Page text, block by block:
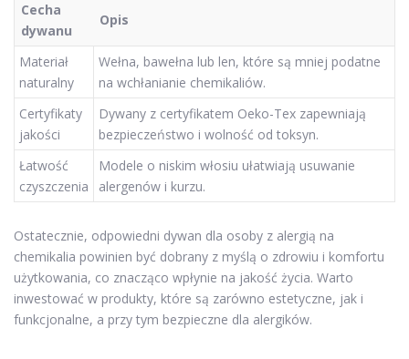
Cecha
dywanu
Opis
Materiał
naturalny
Wełna, bawełna lub len, które są mniej podatne
na wchłanianie chemikaliów.
Certyfikaty
jakości
Dywany z certyfikatem Oeko-Tex zapewniają
bezpieczeństwo i wolność od toksyn.
Łatwość
czyszczenia
Modele o niskim włosiu ułatwiają usuwanie
alergenów i kurzu.
Ostatecznie, odpowiedni dywan dla osoby z alergią na
chemikalia powinien być dobrany z myślą o zdrowiu i komfortu
użytkowania, co znacząco wpłynie na jakość życia. Warto
inwestować w produkty, które są zarówno estetyczne, jak i
funkcjonalne, a przy tym bezpieczne dla alergików.